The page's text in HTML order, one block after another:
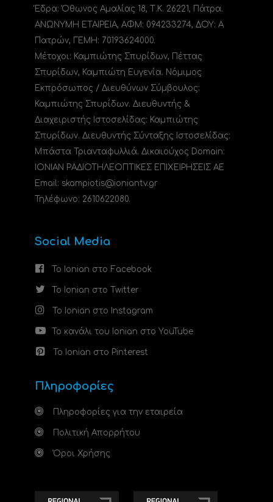
Έδρα: Όθωνος Αμαλίας 18, Τ.Κ. 26221, Πάτρα.
ΑΝΩΝΥΜΗ ΕΤΑΙΡΕΙΑ, ΑΦΜ: 094233274, ΔΟΥ: A
Πατρών, ΓΕΜΗ: 70193624000.
Μέτοχοι: Καμπιώτης Σπυρίδων, Πέττας
Σπυρίδων, Καμπιώτη Ευγενία. Νόμιμος
Εκπρόσωπος / Διευθύνων Σύμβουλος:
Καμπιώτης Σπυρίδων. Διευθυντής &
Διαχειριστής Ιστοσελίδας: Καμπιώτης
Σπυρίδων. Διευθυντής Σύνταξης Ιστοσελίδας:
Μπάστα Τριανταφυλλιά. Δικαιούχος Domain:
ΙΟΝΙΑΝ ΡΑΔΙΟΤΗΛΕΟΠΤΙΚΕΣ ΕΠΙΧΕΙΡΗΣΕΙΣ ΑΕ
Email: skampiotis@ioniantv.gr
Τηλέφωνο: 2610622080.
Social Media
Το Ionian στο Facebook
Το Ionian στο Twitter
Το Ionian στο Instagram
Το κανάλι του Ionian στο YouTube
Το Ionian στο Pinterest
Πληροφορίες
Πληροφορίες για την εταιρεία
Πολιτική Απορρήτου
Όροι Χρήσης